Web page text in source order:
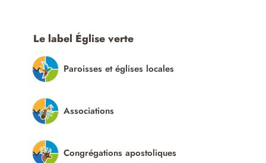
Le label Église verte
Paroisses et églises locales
Associations
Congrégations apostoliques